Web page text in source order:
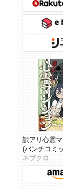
訳アリ心霊
(バンチコミ
ネブクロ